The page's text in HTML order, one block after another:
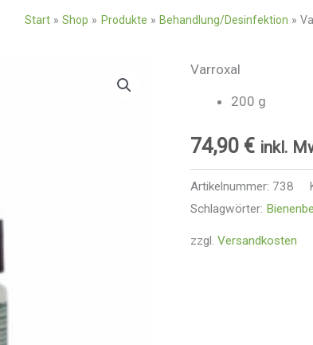
Start Shop Produkte Behandlung/Desinfektion
Varroxal
200 g
74,90 € inkl.
Artikelnummer: 738
Schlagwörter:
zzgl. Versandkosten